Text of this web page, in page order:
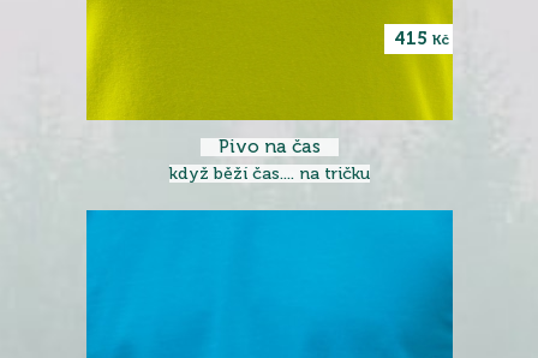
415 Kč
Pivo na čas
když běží čas.... na tričku